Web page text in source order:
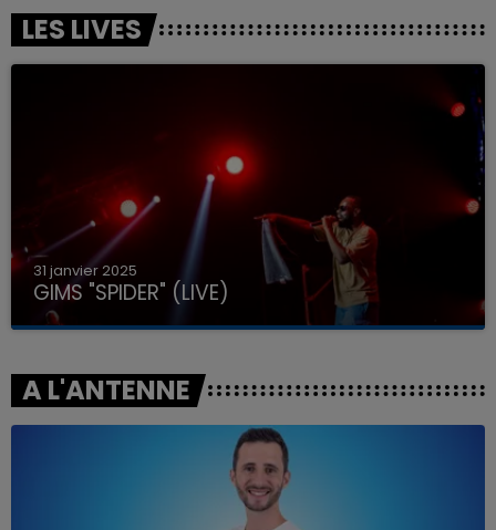
LES LIVES
31 janvier 2025
GIMS "SPIDER" (LIVE)
A L'ANTENNE